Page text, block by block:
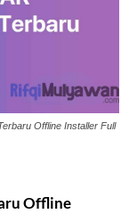
Offline Installer Full
Offline